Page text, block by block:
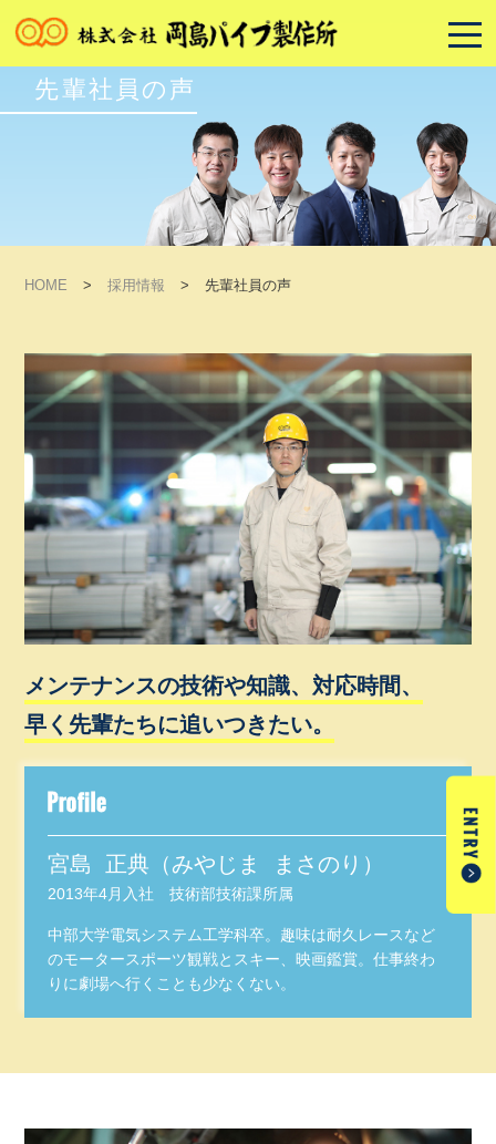
先輩社員の声
HOME > 採用情報 > 先輩社員の声
メンテナンスの技術や知識、対応時間、
早く先輩たちに追いつきたい。
宮島 正典（みやじま まさのり）
2013年4月入社 技術部技術課所属
中部大学電気システム工学科卒。趣味は耐久レースなど
のモータースポーツ観戦とスキー、映画鑑賞。仕事終わ
りに劇場へ行くことも少なくない。